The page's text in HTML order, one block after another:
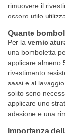
rimuovere il
essere utile
Quante
Per la
una bomboletta
applicare almeno
rivestimento
sassi e al
solito sono
applicare uno
adesione e una
Importanza